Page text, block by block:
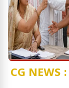
CG NEWS :